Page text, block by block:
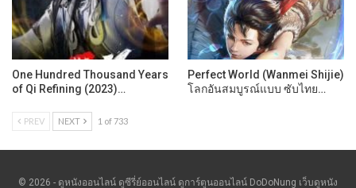
One Hundred Thousand Years
of Qi Refining (2023)…
Perfect World (Wanmei Shijie)
โลกอันสมบูรณ์แบบ ซับไทย…
PREV NEXT 1 of 733
© 2026 - ดูหนังออนไลน์ ดูซีรี่ย์ออนไลน์ ดูการ์ตูนออนไลน์ DoDoNung เว็บดูหนัง